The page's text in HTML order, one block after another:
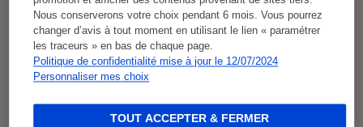
Nous conserverons votre choix pendant 6 mois. Vous pourrez
changer d’avis à tout moment en utilisant le lien « paramétrer
les traceurs » en bas de chaque page.
Politique de confidentialité mise à jour le 12/07/2024
Personnaliser mes choix
TOUT ACCEPTER & FERMER